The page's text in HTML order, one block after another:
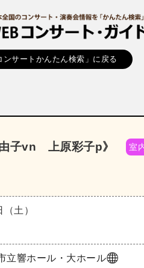
サートかんたん検索」に戻る
子vn 上原彩子p》 室
土）
立響ホール・大ホール